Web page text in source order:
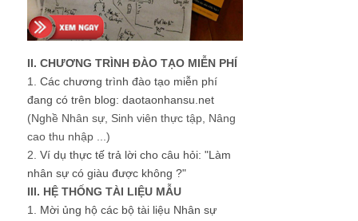
II. CHƯƠNG TRÌNH ĐÀO TẠO MIỄN PHÍ
1. Các chương trình đào tạo miễn phí
đang có trên blog: daotaonhansu.net
(Nghề Nhân sự, Sinh viên thực tập, Nâng
cao thu nhập ...)
2. Ví dụ thực tế trả lời cho câu hỏi: "Làm
nhân sự có giàu được không ?"
III. HỆ THỐNG TÀI LIỆU MẪU
1. Mời ủng hộ các bộ tài liệu Nhân sự